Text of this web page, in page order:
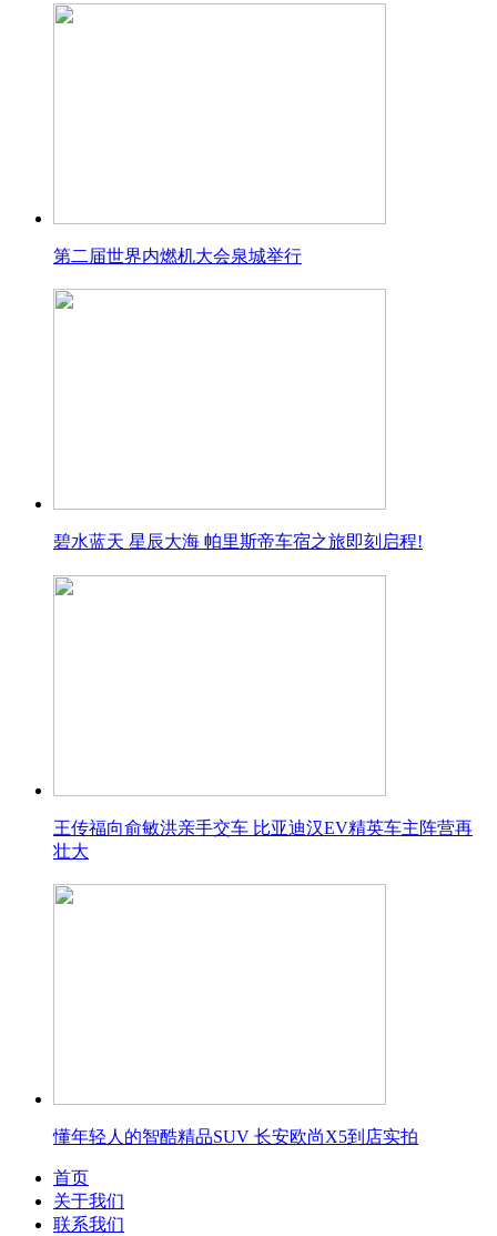
第二届世界内燃机大会泉城举行
碧水蓝天 星辰大海 帕里斯帝车宿之旅即刻启程!
王传福向俞敏洪亲手交车 比亚迪汉EV精英车主阵营再
壮大
懂年轻人的智酷精品SUV 长安欧尚X5到店实拍
首页
关于我们
联系我们